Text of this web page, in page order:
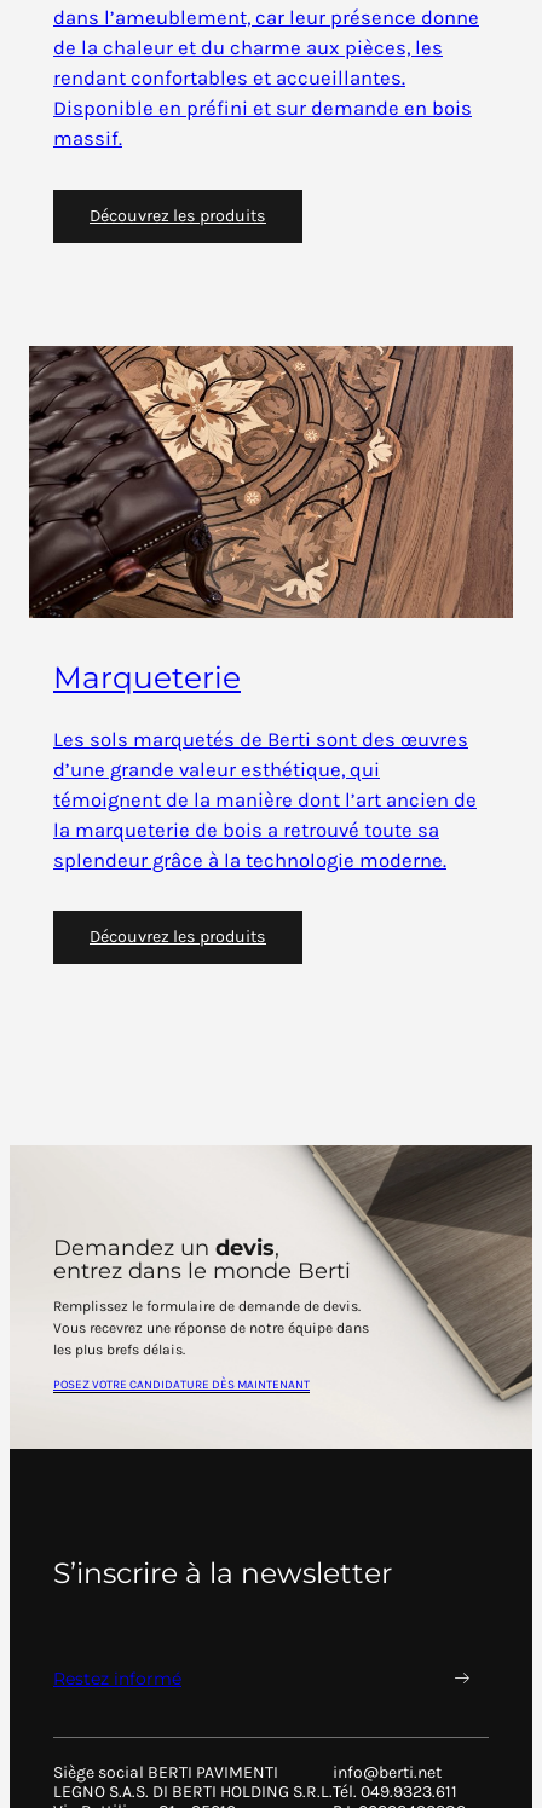
dans l’ameublement, car leur présence donne
de la chaleur et du charme aux pièces, les
rendant confortables et accueillantes.
Disponible en préfini et sur demande en bois
massif.
Découvrez les produits
Marqueterie
Les sols marquetés de Berti sont des œuvres
d’une grande valeur esthétique, qui
témoignent de la manière dont l’art ancien de
la marqueterie de bois a retrouvé toute sa
splendeur grâce à la technologie moderne.
Découvrez les produits
Demandez un devis,
entrez dans le monde Berti
Remplissez le formulaire de demande de devis.
Vous recevrez une réponse de notre équipe dans
les plus brefs délais.
POSEZ VOTRE CANDIDATURE DÈS MAINTENANT
S’inscrire à la newsletter
Restez informé
Siège social BERTI PAVIMENTI
LEGNO S.A.S. DI BERTI HOLDING S.R.L.
info@berti.net
Tél. 049.9323.611